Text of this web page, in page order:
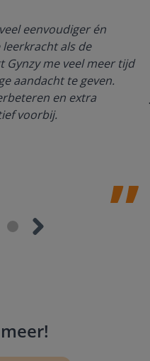
eenvoudiger én
als de
Gynzy me veel meer tijd
aandacht te geven.
en extra
voorbij.
!